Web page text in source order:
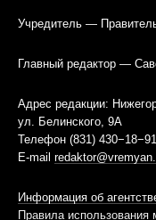
Учредитель —
Главный редактор —
Адрес редакции:
ул. Белинского, 9А
Телефон (831) 430−18−91
E-mail
Информация об
Правила использования